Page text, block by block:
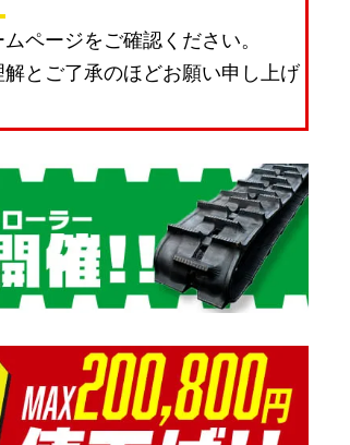
ページをご確認ください。
とご了承のほどお願い申し上げ